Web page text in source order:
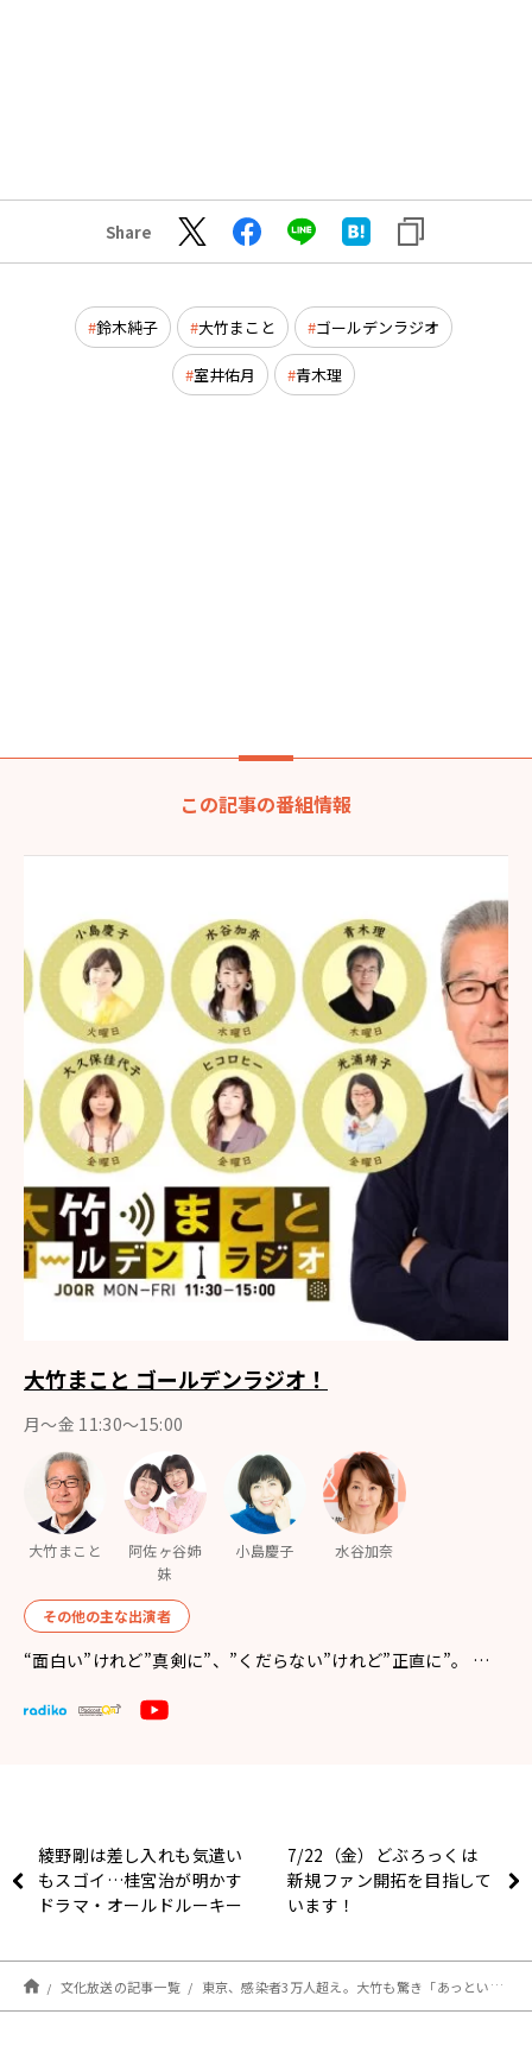
Share
鈴木純子 大竹まこと ゴールデンラジオ
室井佑月 青木理
この記事の番組情報
大竹まこと ゴールデンラジオ！
月〜金 11:30～15:00
大竹まこと
阿佐ヶ谷姉
妹
小島慶子 水谷加奈
その他の主な出演者
“面白い”けれど”真剣に”、”くだらない”けれど”正直に”。 …
綾野剛は差し入れも気遣い
もスゴイ…桂宮治が明かす
ドラマ・オールドルーキー
まだ…」
7/22（金）どぶろっくは
新規ファン開拓を目指して
います！
文化放送の記事一覧 東京、感染者3万人超え。大竹も驚き「あっという間にとんでもない広がりになってきちゃったね」